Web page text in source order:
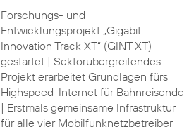
Forschungs- und
Entwicklungsprojekt „Gigabit
Innovation Track XT“ (GINT XT)
gestartet | Sektorübergreifendes
Projekt erarbeitet Grundlagen fürs
Highspeed-Internet für Bahnreisende
| Erstmals gemeinsame Infrastruktur
für alle vier Mobilfunknetzbetreiber